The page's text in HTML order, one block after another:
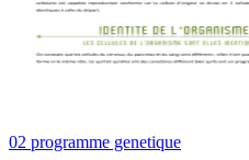
02 programme genetique